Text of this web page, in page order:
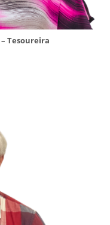
– Tesoureira